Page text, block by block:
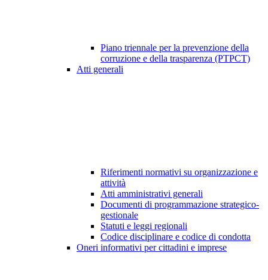
Piano triennale per la prevenzione della
corruzione e della trasparenza (PTPCT)
Atti generali
Riferimenti normativi su organizzazione e
attività
Atti amministrativi generali
Documenti di programmazione strategico-
gestionale
Statuti e leggi regionali
Codice disciplinare e codice di condotta
Oneri informativi per cittadini e imprese